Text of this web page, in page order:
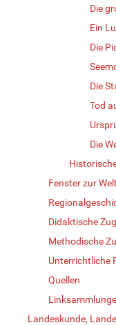
Die
Ein
Die
Die
Tod
Die
Fenster zur
Didaktische
Methodische
Unterrichtliche
Quellen
Landeskunde,